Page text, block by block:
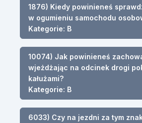
1876) Kiedy powinieneś
w ogumieniu samochodu
Kategorie: B
10074) Jak powinieneś
wjeżdżając na odcinek drogi
kałużami?
Kategorie: B
6033) Czy na jezdni za tym